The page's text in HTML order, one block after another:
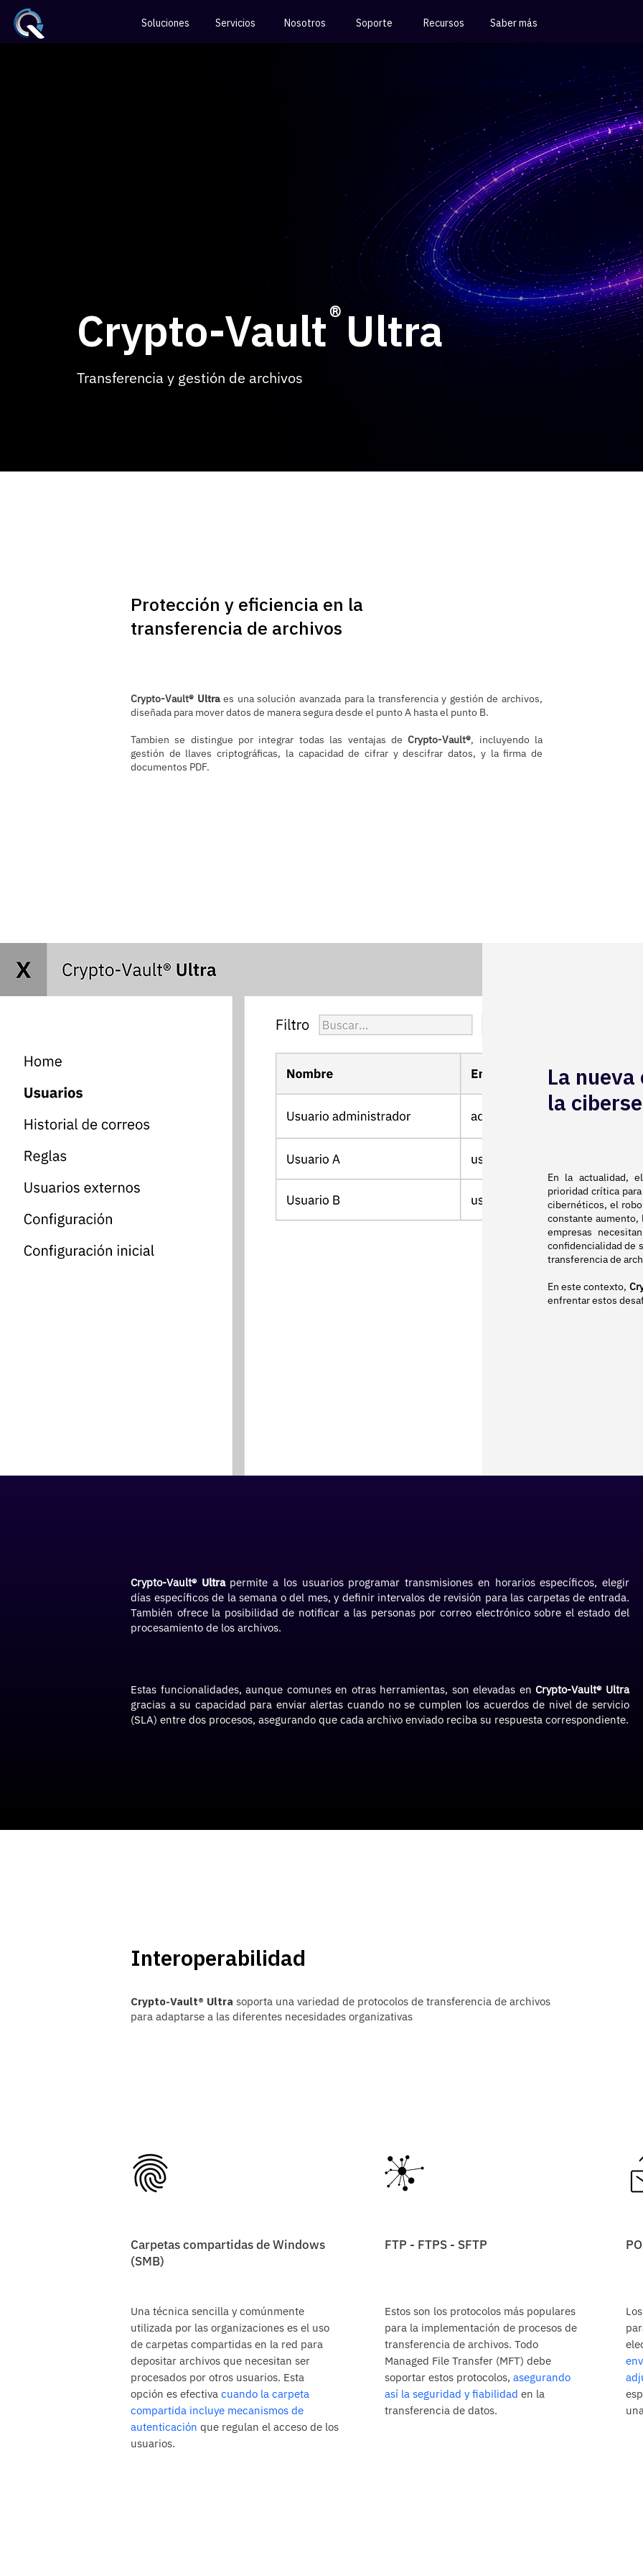
Soluciones Servicios Nosotros Soporte Recursos Saber más
Crypto-Vault Ultra
®
Transferencia y gestión de archivos
Protección y eficiencia en la
transferencia de archivos
Crypto-Vault® Ultraes una solución avanzada para la transferencia y gestión de archivos,
diseñada para mover datos de manera segura desde el punto A hasta el punto B.
Tambien se distingue por integrar todas las ventajas deCrypto-Vault®, incluyendo la
gestión de llaves criptográficas, la capacidad de cifrar y descifrar datos, y la firma de
documentos PDF.
La nueva
la
En la actualidad,
prioridad crítica
cibernéticos, el
constante aumento,
empresas
confidencialidad de
transferencia de
En este contexto,
enfrentar estos
Crypto-Vault® Ultrapermite a los usuarios programar transmisiones en horarios específicos, elegir
días específicos de la semana o del mes, y definir intervalos de revisión para las carpetas de entrada.
También ofrece la posibilidad de notificar a las personas por correo electrónico sobre el estado del
procesamiento de los archivos.
Estas funcionalidades, aunque comunes en otras herramientas, son elevadas enCrypto-Vault® Ultra
gracias a su capacidad para enviar alertas cuando no se cumplen los acuerdos de nivel de servicio
(SLA) entre dos procesos, asegurando que cada archivo enviado reciba su respuesta correspondiente.
Interoperabilidad
Crypto-Vault® Ultra soporta una variedad de protocolos de transferencia de archivos
para adaptarse a las diferentes necesidades organizativas
Carpetas compartidas de Windows
(SMB)
Una técnica sencilla y comúnmente
utilizada por las organizaciones es el uso
de carpetas compartidas en la red para
depositar archivos que necesitan ser
procesados por otros usuarios. Esta
opción es efectiva cuando la carpeta
compartida incluye mecanismos de
autenticación que regulan el acceso de los
usuarios.
FTP - FTPS - SFTP
Estos son los protocolos más populares
para la implementación de procesos de
transferencia de archivos. Todo
Managed File Transfer (MFT) debe
soportar estos protocolos, asegurando
así la seguridad y fiabilidad en la
transferencia de datos.